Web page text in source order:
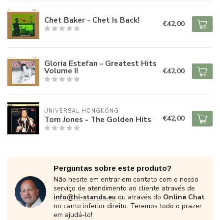
Chet Baker - Chet Is Back! €42,00
Gloria Estefan - Greatest Hits
Volume II €42,00
UNIVERSAL HONGKONG
Tom Jones - The Golden Hits €42,00
Perguntas sobre este produto?
Não hesite em entrar em contato com o nosso
serviço de atendimento ao cliente através de
info@hi-stands.eu ou através do Online Chat
no canto inferior direito. Teremos todo o prazer
em ajudá-lo!